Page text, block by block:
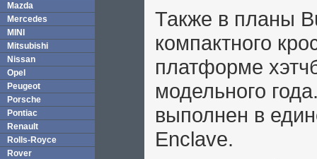
Mazda
Mercedes
MINI
Mitsubishi
Nissan
Opel
Peugeot
Porsche
Pontiac
Renault
Rolls-Royce
Rover
Также в планы
компактного
платформе
модельного
выполнен в
Enclave.